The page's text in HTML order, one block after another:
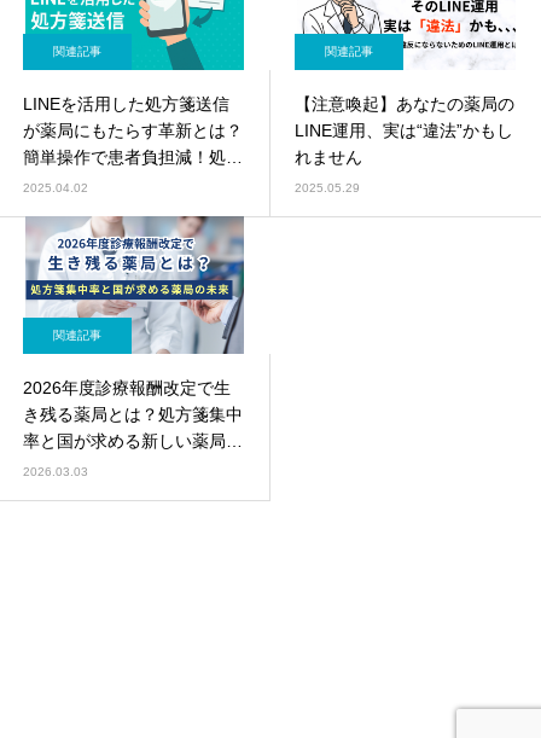
関連記事
LINEを活用した処方箋送信
が薬局にもたらす革新とは？
簡単操作で患者負担減！処方
箋枚数アップ
2025.04.02
関連記事
【注意喚起】あなたの薬局の
LINE運用、実は“違法”かもし
れません
2025.05.29
関連記事
2026年度診療報酬改定で生
き残る薬局とは？処方箋集中
率と国が求める新しい薬局像
を解説
2026.03.03